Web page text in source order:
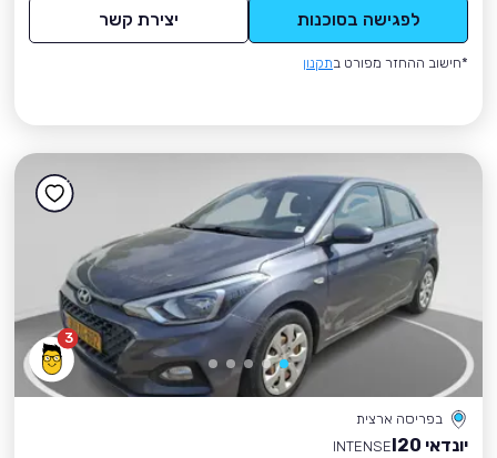
לפגישה בסוכנות יצירת קשר
*חישוב ההחזר מפורט בתקנון
3
בפריסה ארצית
יונדאי I20
INTENSE